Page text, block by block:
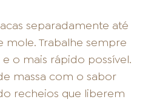
separadamente até
mole. Trabalhe sempre
o mais rápido possível.
massa com o sabor
recheios que liberem